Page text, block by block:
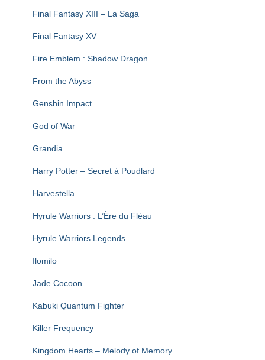
Final Fantasy XIII – La Saga
Final Fantasy XV
Fire Emblem : Shadow Dragon
From the Abyss
Genshin Impact
God of War
Grandia
Harry Potter – Secret à Poudlard
Harvestella
Hyrule Warriors : L’Ère du Fléau
Hyrule Warriors Legends
Ilomilo
Jade Cocoon
Kabuki Quantum Fighter
Killer Frequency
Kingdom Hearts – Melody of Memory